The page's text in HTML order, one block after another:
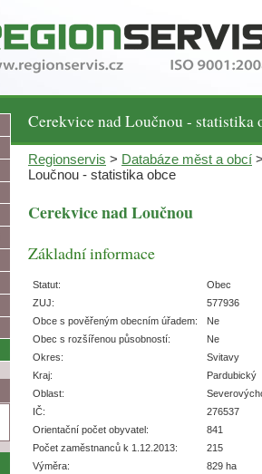
Cerekvice nad Loučnou - statistika
Regionservis > Databáze měst a obcí
Loučnou - statistika obce
Cerekvice nad Loučnou
Základní informace
Statut:
Obec
ZUJ:
577936
Obce s pověřeným obecním úřadem:
Ne
Obec s rozšířenou působností:
Ne
Okres:
Svitavy
Kraj:
Pardubický
Oblast:
IČ:
276537
Orientační počet obyvatel:
841
Počet zaměstnanců k 1.12.2013:
215
Výměra:
829 ha